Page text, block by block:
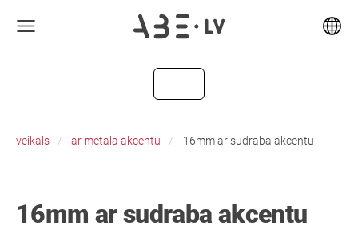
veikals ar metāla akcentu 16mm ar sudraba akcentu
16mm ar sudraba akcentu